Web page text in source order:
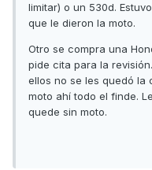
limitar) o un 530d.
que le dieron la moto.
Otro se compra una
pide cita para la
ellos no se les quedó la
moto ahí todo el finde.
quede sin moto.